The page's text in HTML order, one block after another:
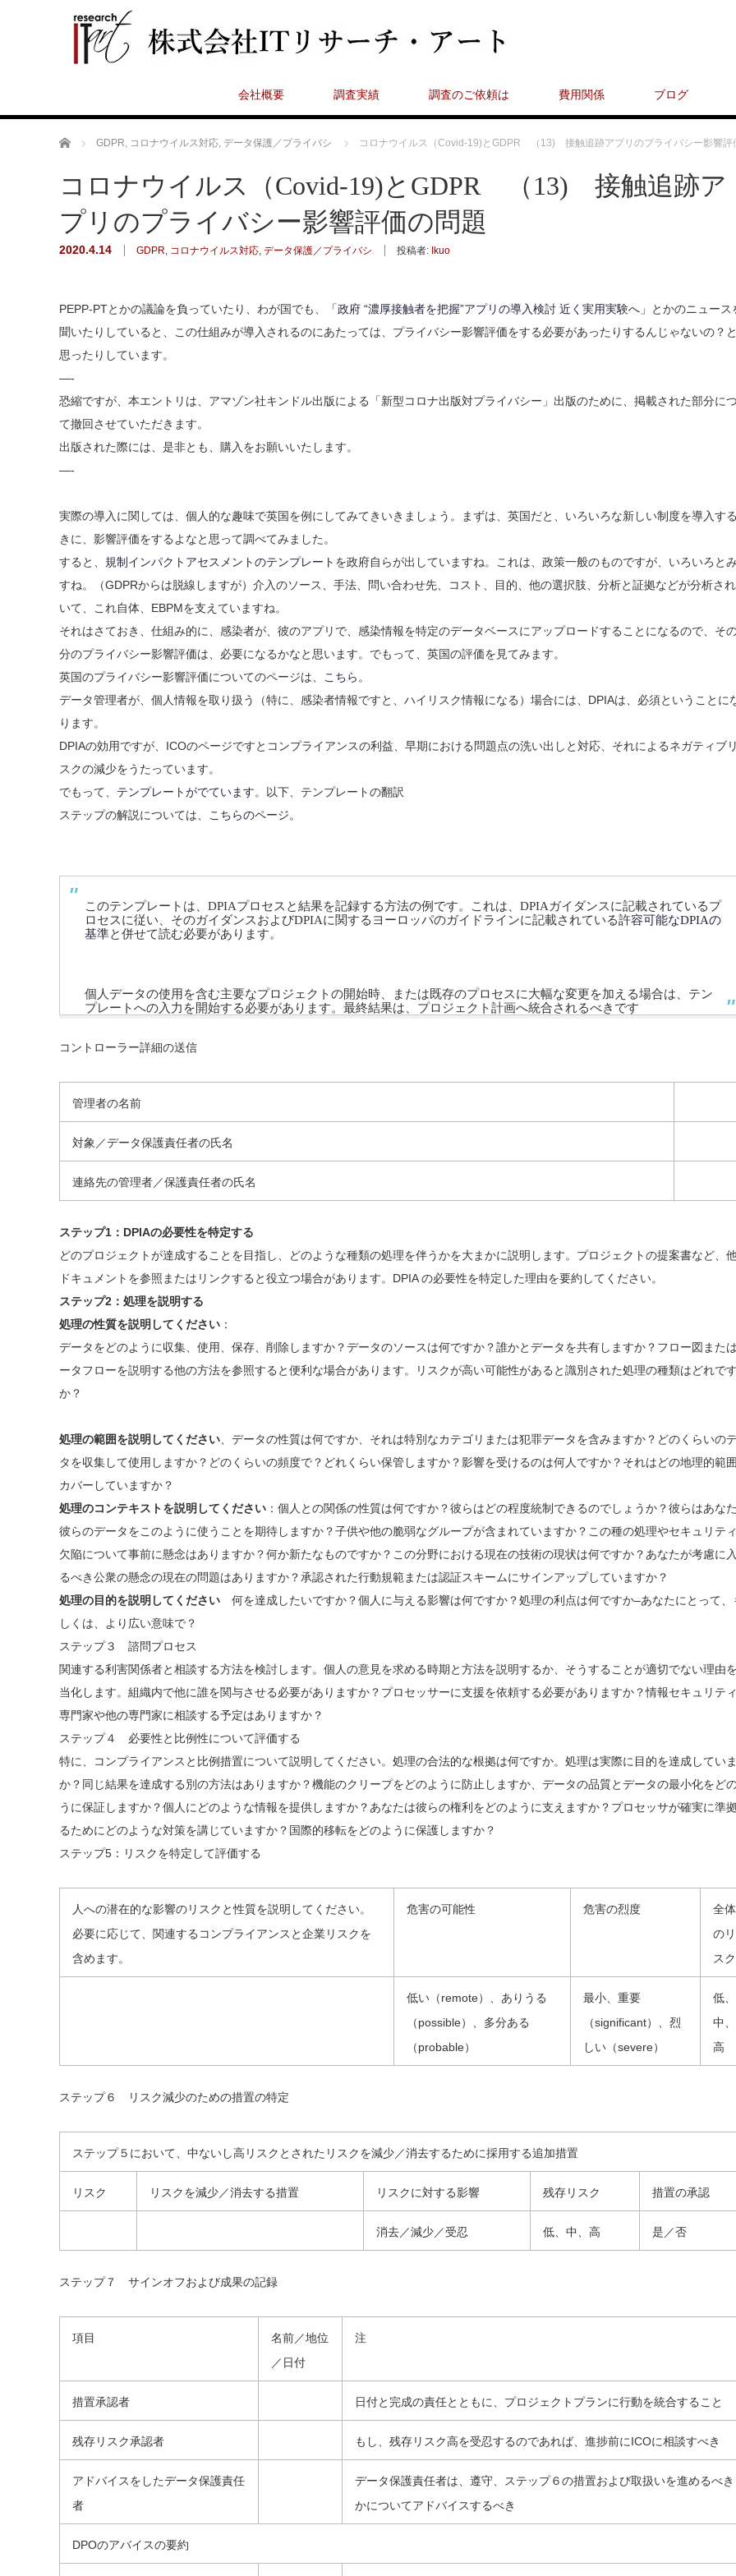
会社概要 調査実績 調査のご依頼は 費用関係 ブログ
ホーム GDPR, コロナウイルス対応, データ保護／プライバシ コロナウイルス（Covid-19)とGDPR （13) 接触追跡アプリのプライバシー影響評
コロナウイルス（Covid-19)とGDPR （13) 接触追跡ア
プリのプライバシー影響評価の問題
2020.4.14 GDPR, コロナウイルス対応, データ保護／プライバシ 投稿者: Ikuo
PEPP-PTとかの議論を負っていたり、わが国でも、 「政府 “濃厚接触者を把握”アプリの導入検討 近く実用実験へ」
とかのニュース
聞いたりしていると、この仕組みが導入されるのにあたっては、プライバシー影響評価をする必要があったりするんじゃないの？
思ったりしています。
—-
恐縮ですが、本エントリは、アマゾン社キンドル出版による「新型コロナ出版対プライバシー」出版のために、掲載された部分に
て撤回させていただきます。
出版された際には、是非とも、購入をお願いいたします。
—-
実際の導入に関しては、個人的な趣味で英国を例にしてみてきいきましょう。まずは、英国だと、いろいろな新しい制度を導入す
きに、影響評価をするよなと思って調べてみました。
すると、 規制インパクトアセスメントのテンプレート を政府自らが出していますね。これは、政策一般のものですが、いろいろと
すね。（GDPRからは脱線しますが）介入のソース、手法、問い合わせ先、コスト、目的、他の選択肢、分析と証拠などが分析さ
いて、これ自体、EBPMを支えていますね。
それはさておき、仕組み的に、感染者が、彼のアプリで、感染情報を特定のデータベースにアップロードすることになるので、そ
分のプライバシー影響評価は、必要になるかなと思います。でもって、英国の評価を見てみます。
英国のプライバシー影響評価についてのページは、
こちら 。
データ管理者が、個人情報を取り扱う（特に、感染者情報ですと、ハイリスク情報になる）場合には、DPIAは、必須ということに
ります。
DPIAの効用ですが、ICOのページですとコンプライアンスの利益、早期における問題点の洗い出しと対応、それによるネガティブリ
スクの減少をうたっています。
でもって、 テンプレートがでています。以下、テンプレートの翻訳
ステップの解説については、
こちらのページ。
このテンプレートは、 DPIAプロセスと結果を記録する方法の例です。
これは、DPIAガイダンスに記載されているプ
ロセスに従い、そのガイダンスおよびDPIAに関するヨーロッパのガイドラインに記載されている許容可能なDPIAの
基準と併せて読む必要があります。
個人データの使用を含む主要なプロジェクトの開始時、または既存のプロセスに大幅な変更を加える場合は、テン
プレートへの入力を開始する必要があります。最終結果は、プロジェクト計画へ統合されるべきです
コントローラー詳細の送信
管理者の名前
対象／データ保護責任者の氏名
連絡先の管理者／保護責任者の氏名
ステップ1：DPIAの必要性を特定する
どのプロジェクトが達成することを目指し、どのような種類の処理を伴うかを大まかに説明します。プロジェクトの提案書など、
ドキュメントを参照またはリンクすると役立つ場合があります。DPIA の必要性を特定した理由を要約してください。
ステップ2：処理を説明する
処理の性質を説明してください ：
データをどのように収集、使用、保存、削除しますか？データのソースは何ですか？誰かとデータを共有しますか？フロー図また
ータフローを説明する他の方法を参照すると便利な場合があります。リスクが高い可能性があると識別された処理の種類はどれです
か？
処理の範囲を説明してください 、データの性質は何ですか、それは特別なカテゴリまたは犯罪データを含みますか？どのくらいの
タを収集して使用しますか？どのくらいの頻度で？どれくらい保管しますか？影響を受けるのは何人ですか？それはどの地理的範
カバーしていますか？
処理のコンテキストを説明してください ：個人との関係の性質は何ですか？彼らはどの程度統制できるのでしょうか？彼らはあな
彼らのデータをこのように使うことを期待しますか？子供や他の脆弱なグループが含まれていますか？この種の処理やセキュリテ
欠陥について事前に懸念はありますか？何か新たなものですか？この分野における現在の技術の現状は何ですか？あなたが考慮に
るべき公衆の懸念の現在の問題はありますか？承認された行動規範または認証スキームにサインアップしていますか？
処理の目的を説明してください 何を達成したいですか？個人に与える影響は何ですか？処理の利点は何ですか–あなたにとって、
しくは、より広い意味で？
ステップ３ 諮問プロセス
関連する利害関係者と相談する方法を検討します。個人の意見を求める時期と方法を説明するか、そうすることが適切でない理由
当化します。組織内で他に誰を関与させる必要がありますか？プロセッサーに支援を依頼する必要がありますか？情報セキュリテ
専門家や他の専門家に相談する予定はありますか？
ステップ４ 必要性と比例性について評価する
特に、コンプライアンスと比例措置について説明してください。処理の合法的な根拠は何ですか。処理は実際に目的を達成してい
か？同じ結果を達成する別の方法はありますか？機能のクリープをどのように防止しますか、データの品質とデータの最小化をど
うに保証しますか？個人にどのような情報を提供しますか？あなたは彼らの権利をどのように支えますか？プロセッサが確実に準
るためにどのような対策を講じていますか？国際的移転をどのように保護しますか？
ステップ5：リスクを特定して評価する
人への潜在的な影響のリスクと性質を説明してください。
必要に応じて、関連するコンプライアンスと企業リスクを
含めます。
危害の可能性 危害の烈度
全体
のリ
スク
低い（remote）、ありうる
（possible）、多分ある
（probable）
最小、重要
（significant）、烈
しい（severe）
低、
中、
高
ステップ６ リスク減少のための措置の特定
ステップ５において、中ないし高リスクとされたリスクを減少／消去するために採用する追加措置
リスク リスクを減少／消去する措置 リスクに対する影響 残存リスク 措置の承認
消去／減少／受忍 低、中、高 是／否
ステップ７ サインオフおよび成果の記録
項目
名前／地位
／日付
注
措置承認者 日付と完成の責任とともに、プロジェクトプランに行動を統合すること
残存リスク承認者 もし、残存リスク高を受忍するのであれば、進捗前にICOに相談すべき
アドバイスをしたデータ保護責任
者
データ保護責任者は、遵守、ステップ６の措置および取扱いを進めるべき
かについてアドバイスするべき
DPOのアバイスの要約